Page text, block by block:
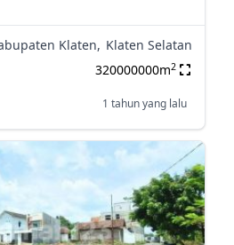
Klaten, Klaten Selatan
320000000m2
1 tahun yang lalu